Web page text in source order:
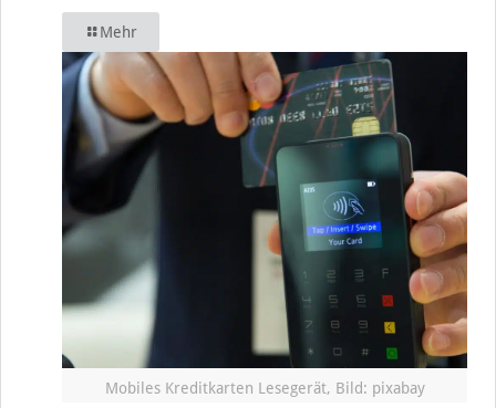
Mehr
Mobiles Kreditkarten Lesegerät, Bild: pixabay